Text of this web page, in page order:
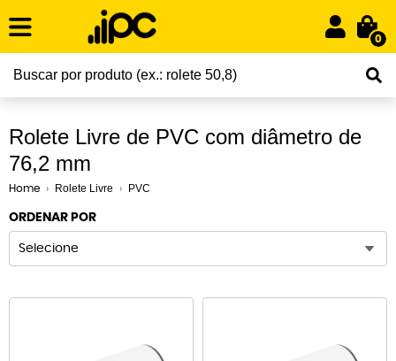
0
Rolete Livre de PVC com diâmetro de
76,2 mm
Home Rolete Livre PVC
ORDENAR POR
Selecione